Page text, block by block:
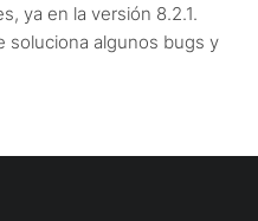
ya en la versión 8.2.1.
soluciona algunos bugs y